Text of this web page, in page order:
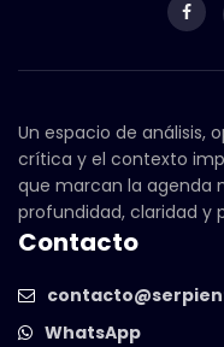
Un espacio de análisis,
crítica y el contexto
que marcan la agenda
profundidad, claridad y
Contacto
WhatsApp